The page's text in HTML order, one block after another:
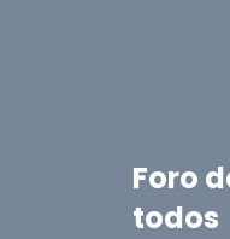
Foro
todos